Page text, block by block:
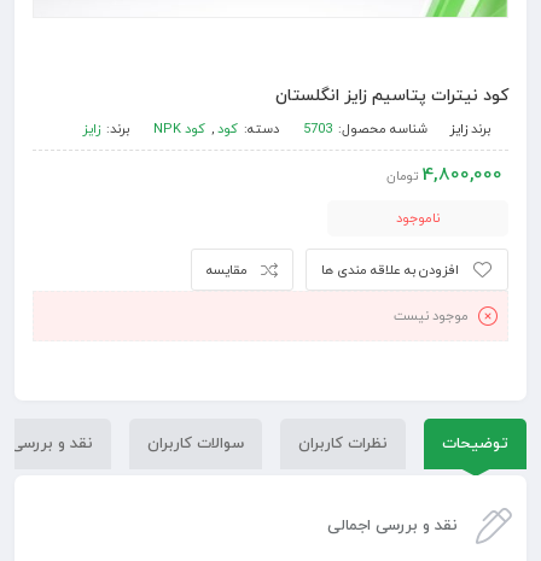
کود نیترات پتاسیم زایز انگلستان
برندزایز شناسه محصول: 5703 دسته: کود, کود NPK برند: زایز
4,800,000 تومان
ناموجود
مقایسه افزودن به علاقه مندی ها
موجود نیست
توضیحات نظرات کاربران سوالات کاربران نقد و بررسی
نقد و بررسی اجمالی